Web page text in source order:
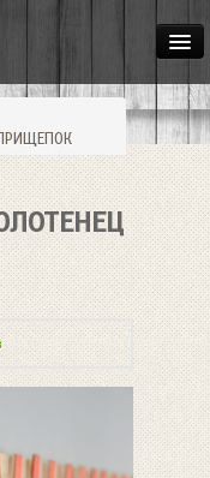
ДОМА
КВАРТИРЫ
ИНТЕРЬЕР
СТИЛИ
МЕБЕЛЬ
ОСВЕЩЕНИЕ
САД
HANDMADE